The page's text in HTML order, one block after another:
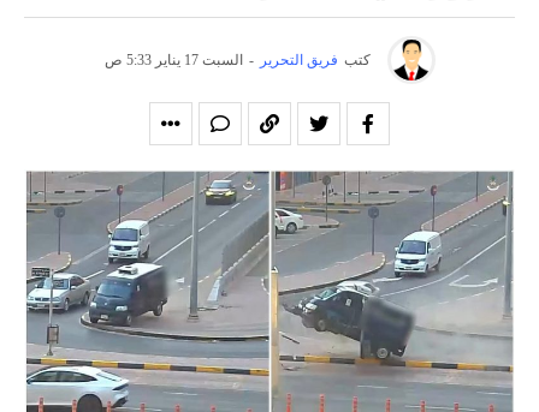
كتب فريق التحرير - السبت 17 يناير 5:33 ص